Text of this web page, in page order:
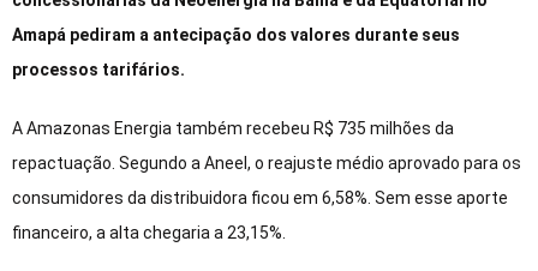
Amapá pediram a antecipação dos valores durante seus
processos tarifários.
A Amazonas Energia também recebeu R$ 735 milhões da
repactuação. Segundo a Aneel, o reajuste médio aprovado para os
consumidores da distribuidora ficou em 6,58%. Sem esse aporte
financeiro, a alta chegaria a 23,15%.